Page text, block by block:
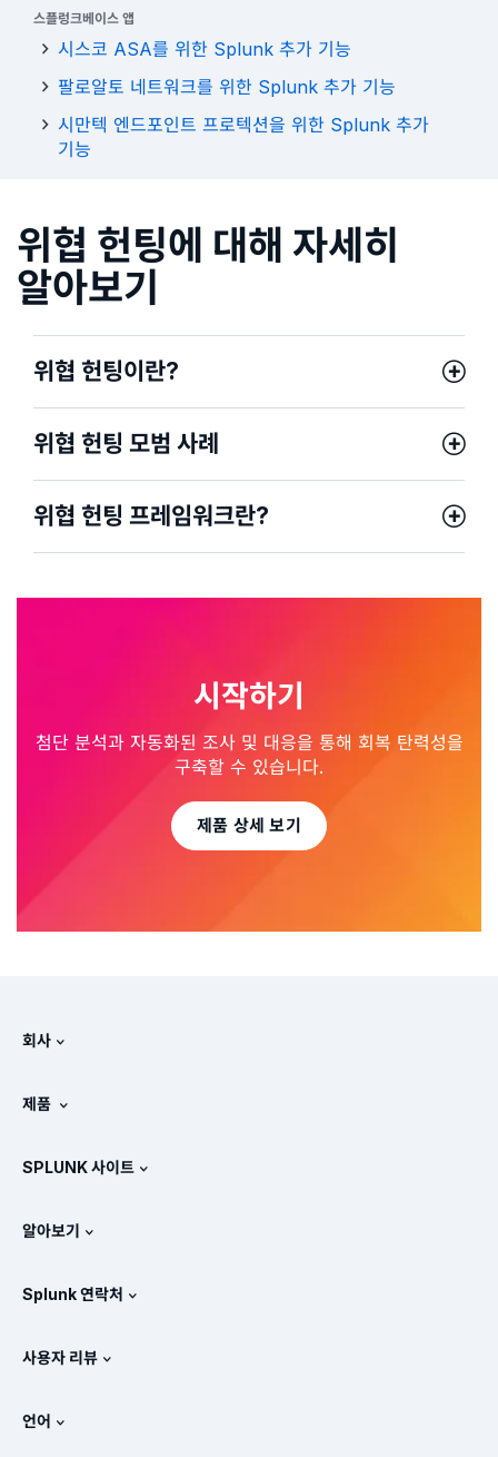
스플렁크베이스 앱
시스코 ASA를 위한 Splunk 추가 기능
팔로알토 네트워크를 위한 Splunk 추가 기능
시만텍 엔드포인트 프로텍션을 위한 Splunk 추가
기능
위협 헌팅에 대해 자세히
알아보기
위협 헌팅이란?
위협 헌팅 모범 사례
위협 헌팅 프레임워크란?
시작하기
첨단 분석과 자동화된 조사 및 대응을 통해 회복 탄력성을
구축할 수 있습니다.
제품 상세 보기
회사
Splunk의 비교 방식
뉴스룸
Splunk Protects
SURGe
제품
가격 체계
모든 제품 보기
SPLUNK 사이트
교육 및 인증
Splunk 스토어
알아보기
OpenTelemetry: 소개
SOC에 대한 메트릭
Splunk 연락처
사용자 리뷰
언어